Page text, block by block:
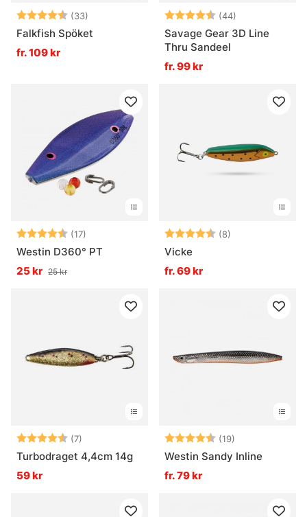
Betyg: (33)
4.4 utav 5 stjärnor
Falkfish Spöket
fr. 109 kr
Betyg: (44)
Savage Gear 3D Line
Thru Sandeel
fr. 99 kr
Betyg: (17)
4.9 utav 5 stjärnor
Westin D360° PT
25 kr 25 kr
Betyg: (8)
Vicke
fr. 69 kr
Betyg: (7)
4.4 utav 5 stjärnor
Turbodraget 4,4cm 14g
59 kr
Betyg: (19)
Westin Sandy Inline
fr. 79 kr